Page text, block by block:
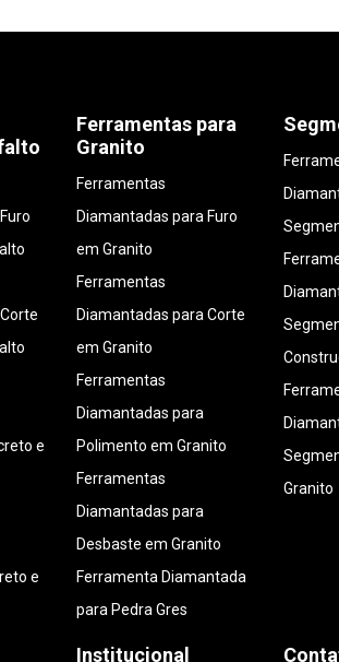
e
e
Ferramentas para
Granito
Ferramentas
Diamantadas para Furo
em Granito
Ferramentas
Diamantadas para Corte
em Granito
Ferramentas
Diamantadas para
Polimento em Granito
Ferramentas
Diamantadas para
Desbaste em Granito
Ferramenta Diamantada
para Pedra Gres
Granito
Institucional